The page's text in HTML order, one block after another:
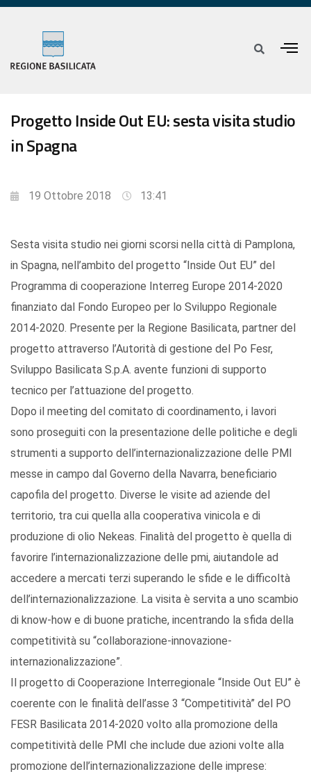
Progetto Inside Out EU: sesta visita studio
in Spagna
19 Ottobre 2018 13:41
Sesta visita studio nei giorni scorsi nella città di Pamplona,
in Spagna, nell’ambito del progetto “Inside Out EU” del
Programma di cooperazione Interreg Europe 2014-2020
finanziato dal Fondo Europeo per lo Sviluppo Regionale
2014-2020. Presente per la Regione Basilicata, partner del
progetto attraverso l’Autorità di gestione del Po Fesr,
Sviluppo Basilicata S.p.A. avente funzioni di supporto
tecnico per l’attuazione del progetto.
Dopo il meeting del comitato di coordinamento, i lavori
sono proseguiti con la presentazione delle politiche e degli
strumenti a supporto dell’internazionalizzazione delle PMI
messe in campo dal Governo della Navarra, beneficiario
capofila del progetto. Diverse le visite ad aziende del
territorio, tra cui quella alla cooperativa vinicola e di
produzione di olio Nekeas. Finalità del progetto è quella di
favorire l’internazionalizzazione delle pmi, aiutandole ad
accedere a mercati terzi superando le sfide e le difficoltà
dell’internazionalizzazione. La visita è servita a uno scambio
di know-how e di buone pratiche, incentrando la sfida della
competitività su “collaborazione-innovazione-
internazionalizzazione”.
Il progetto di Cooperazione Interregionale “Inside Out EU” è
coerente con le finalità dell’asse 3 “Competitività” del PO
FESR Basilicata 2014-2020 volto alla promozione della
competitività delle PMI che include due azioni volte alla
promozione dell’internazionalizzazione delle imprese: